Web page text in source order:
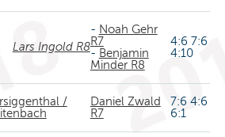
Lars Ingold R8
- Noah Gehr
R7
- Benjamin
Minder R8
4:6 7:6
4:10
/
Daniel Zwald
R7
7:6 4:6
6:1